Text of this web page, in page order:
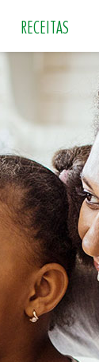
Maioneses
Food Service
RECEITAS